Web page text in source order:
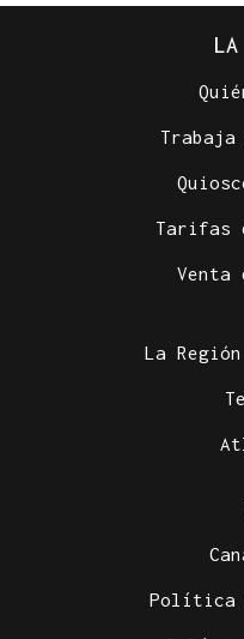
LA
Trabaja
Tarifas
Venta
La
Política